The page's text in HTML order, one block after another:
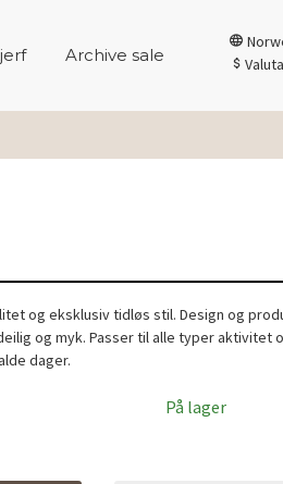
Archive sale
Valuta
og eksklusiv tidløs stil. Design og
og myk. Passer til alle typer aktivitet
dager.
På lager